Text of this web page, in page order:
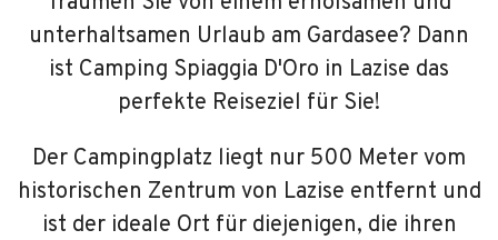
unterhaltsamen Urlaub am Gardasee? Dann
ist Camping Spiaggia D'Oro in Lazise das
perfekte Reiseziel für Sie!
Der Campingplatz liegt nur 500 Meter vom
historischen Zentrum von Lazise entfernt und
ist der ideale Ort für diejenigen, die ihren